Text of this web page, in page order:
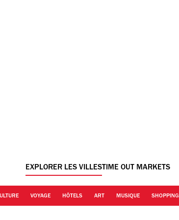
EXPLORER LES VILLESTIME OUT MARKETS
VOYAGE HÔTELS ART MUSIQUE SHOPPING